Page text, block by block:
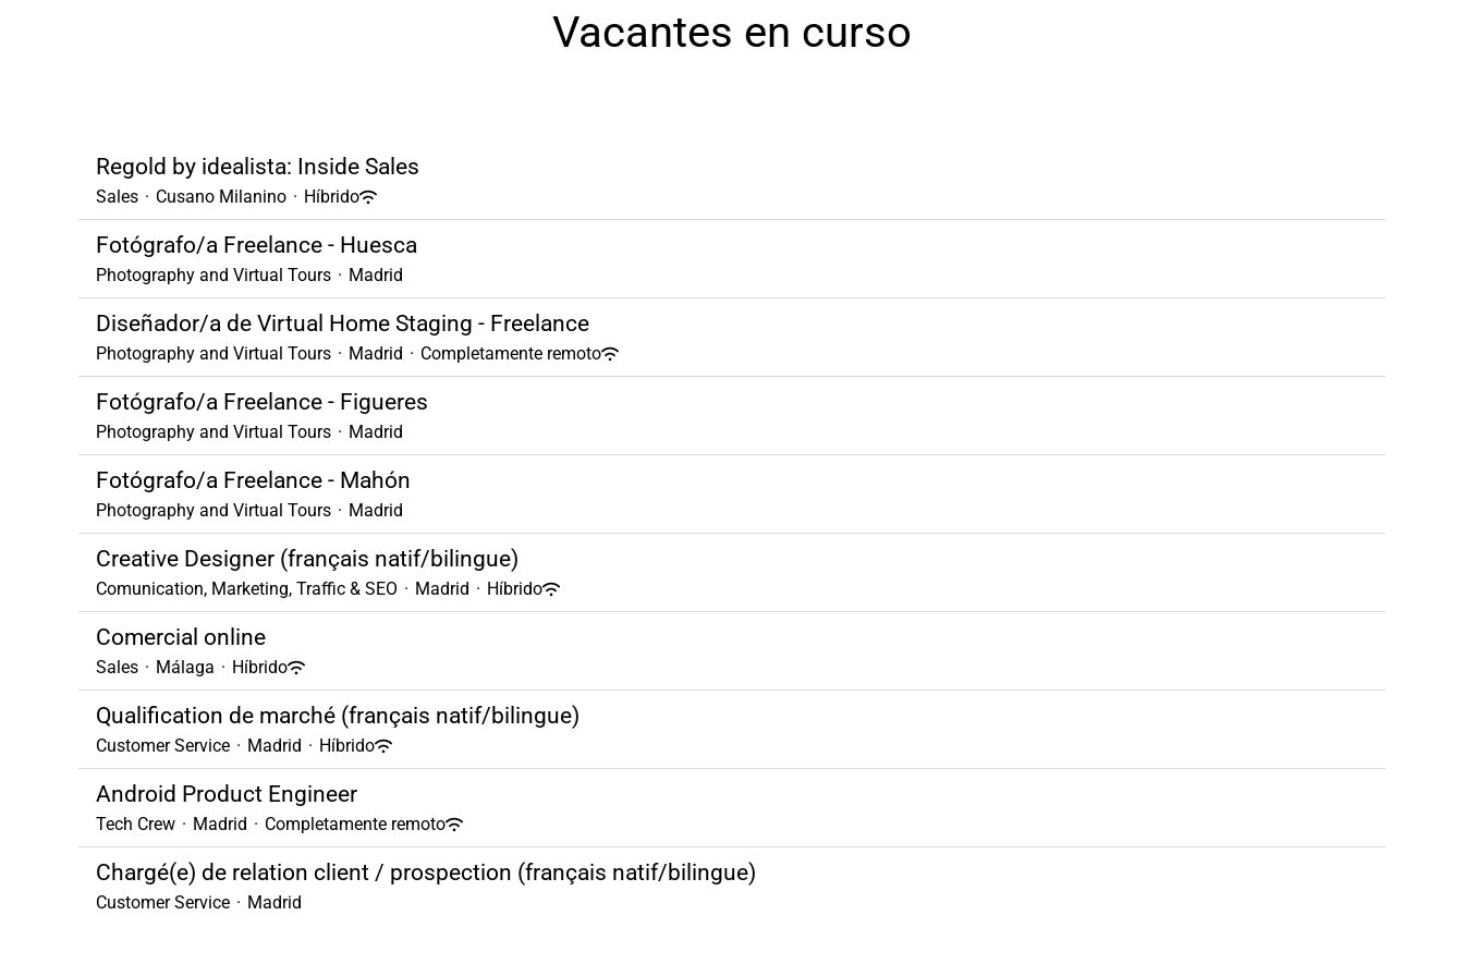
Vacantes en curso
Regold by idealista: Inside Sales
Sales · Cusano Milanino · Híbrido
Fotógrafo/a Freelance - Huesca
Photography and Virtual Tours · Madrid
Diseñador/a de Virtual Home Staging - Freelance
Photography and Virtual Tours · Madrid · Completamente remoto
Fotógrafo/a Freelance - Figueres
Photography and Virtual Tours · Madrid
Fotógrafo/a Freelance - Mahón
Photography and Virtual Tours · Madrid
Creative Designer (français natif/bilingue)
Comunication, Marketing, Traffic & SEO · Madrid · Híbrido
Comercial online
Sales · Málaga · Híbrido
Qualification de marché (français natif/bilingue)
Customer Service · Madrid · Híbrido
Android Product Engineer
Tech Crew · Madrid · Completamente remoto
Chargé(e) de relation client / prospection (français natif/bilingue)
Customer Service · Madrid